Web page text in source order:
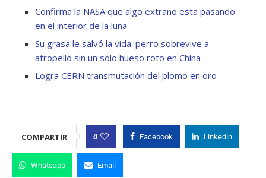
Confirma la NASA que algo extraño esta pasando
en el interior de la luna
Su grasa le salvó la vida: perro sobrevive a
atropello sin un solo hueso roto en China
Logra CERN transmutación del plomo en oro
COMPARTIR 0 Facebook Linkedin
Whatsapp Email